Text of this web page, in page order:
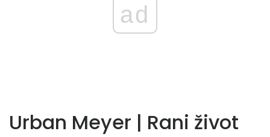
ad
Urban Meyer | Rani život